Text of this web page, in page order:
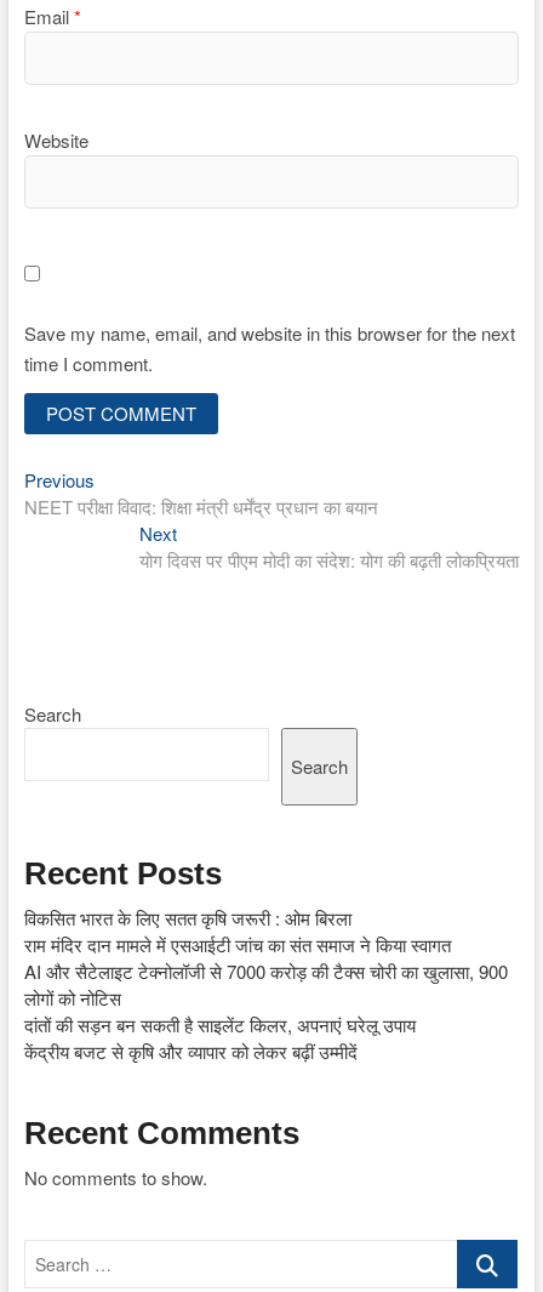
Email*
Website
Save my name, email, and website in this browser for the next
time I comment.
Post
navigation
PreviousPrevious
post:
NEET परीक्षा विवाद: शिक्षा मंत्री धर्मेंद्र प्रधान का बयान
NextNext
post:
योग दिवस पर पीएम मोदी का संदेश: योग की बढ़ती लोकप्रियता
Search
Search
Recent Posts
विकसित भारत के लिए सतत कृषि जरूरी : ओम बिरला
राम मंदिर दान मामले में एसआईटी जांच का संत समाज ने किया स्वागत
AI और सैटेलाइट टेक्नोलॉजी से 7000 करोड़ की टैक्स चोरी का खुलासा, 900
लोगों को नोटिस
दांतों की सड़न बन सकती है साइलेंट किलर, अपनाएं घरेलू उपाय
केंद्रीय बजट से कृषि और व्यापार को लेकर बढ़ीं उम्मीदें
Recent Comments
No comments to show.
Search